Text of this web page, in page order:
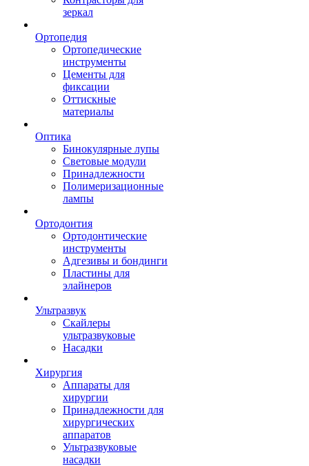
зеркал
Ортопедия
Ортопедические
инструменты
Цементы для
фиксации
Оттискные
материалы
Оптика
Бинокулярные лупы
Световые модули
Принадлежности
Полимеризационные
лампы
Ортодонтия
Ортодонтические
инструменты
Адгезивы и бондинги
Пластины для
элайнеров
Ультразвук
Скайлеры
ультразвуковые
Насадки
Хирургия
Аппараты для
хирургии
Принадлежности для
хирургических
аппаратов
Ультразвуковые
насадки